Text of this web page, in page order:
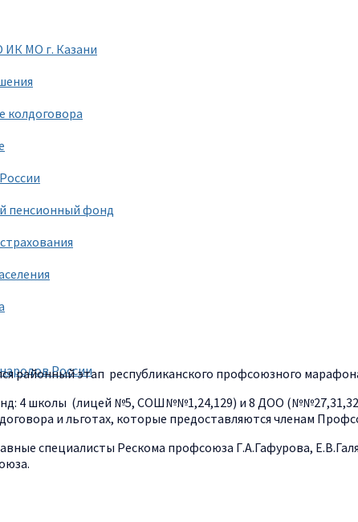
МО г. Казани
колдоговора
пенсионный фонд
России
районный этап республиканского профсоюзного
4 школы (лицей №5, СОШ№№1,24,129) и 8 ДОО
и льготах, которые предоставляются членам
специалисты Рескома профсоюза Г.А.Гафурова,